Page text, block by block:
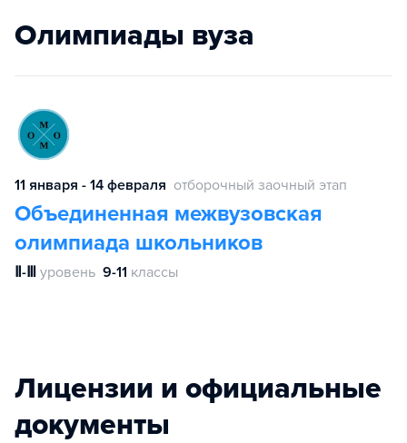
Олимпиады вуза
11 января - 14 февраля отборочный заочный этап
Объединенная межвузовская
олимпиада школьников
Ⅱ-Ⅲ уровень 9-11 классы
Лицензии и официальные
документы